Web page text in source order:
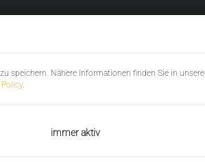
HÄUSER
speichern. Nähere Informationen finden Sie in
.
immer aktiv